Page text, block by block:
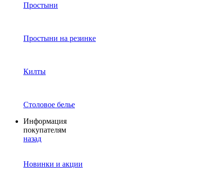
Простыни
Простыни на резинке
Килты
Столовое белье
Информация
покупателям
назад
Новинки и акции